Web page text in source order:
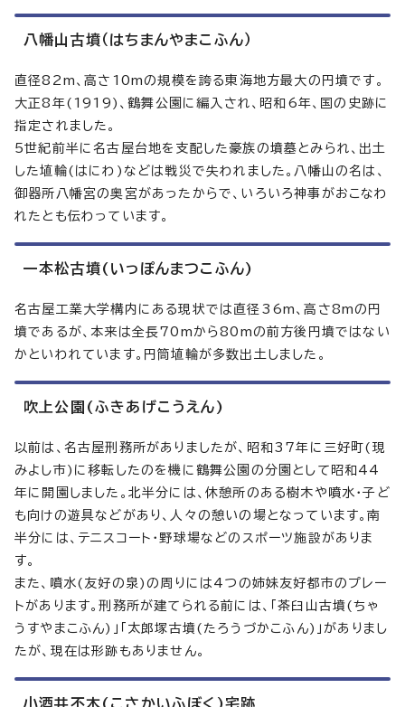
八幡山古墳（はちまんやまこふん）
直径82m、高さ10mの規模を誇る東海地方最大の円墳です。
大正8年(1919)、鶴舞公園に編入され、昭和6年、国の史跡に
指定されました。
5世紀前半に名古屋台地を支配した豪族の墳墓とみられ、出土
した埴輪(はにわ)などは戦災で失われました。八幡山の名は、
御器所八幡宮の奥宮があったからで、いろいろ神事がおこなわ
れたとも伝わっています。
一本松古墳(いっぽんまつこふん)
名古屋工業大学構内にある現状では直径36m、高さ8mの円
墳であるが、本来は全長70mから80mの前方後円墳ではない
かといわれています。円筒埴輪が多数出土しました。
吹上公園(ふきあげこうえん)
以前は、名古屋刑務所がありましたが、昭和37年に三好町(現
みよし市)に移転したのを機に鶴舞公園の分園として昭和44
年に開園しました。北半分には、休憩所のある樹木や噴水・子ど
も向けの遊具などがあり、人々の憩いの場となっています。南
半分には、テニスコート・野球場などのスポーツ施設がありま
す。
また、噴水(友好の泉)の周りには4つの姉妹友好都市のプレー
トがあります。刑務所が建てられる前には、「茶臼山古墳(ちゃ
うすやまこふん)」「太郎塚古墳(たろうづかこふん)」がありまし
たが、現在は形跡もありません。
小酒井不木(こさかいふぼく)宅跡